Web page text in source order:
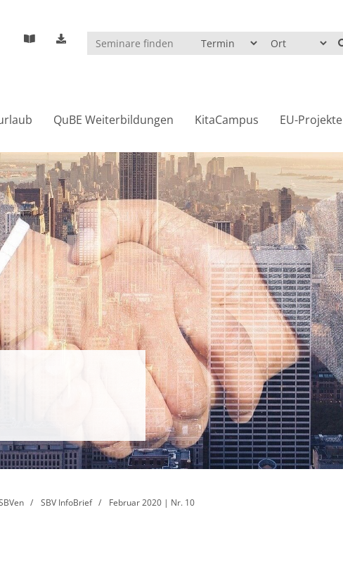
QuBE Weiterbildungen KitaCampus EU-Projekte
SBV InfoBrief Februar 2020 | Nr. 10